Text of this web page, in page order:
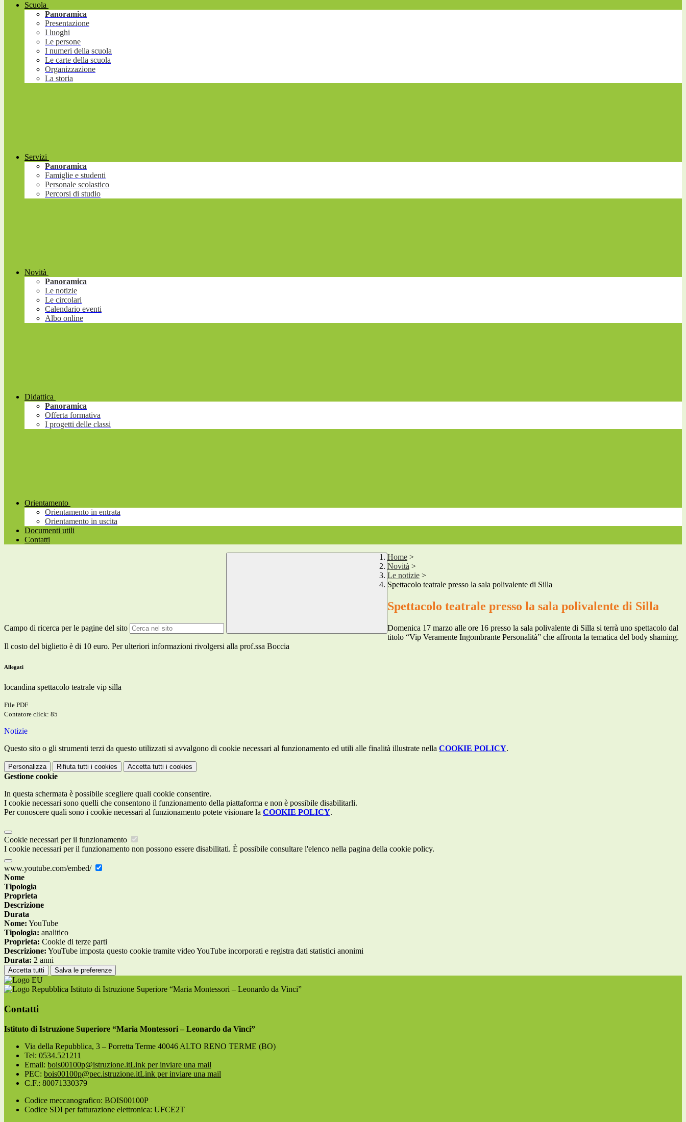
Scuola
Panoramica
Presentazione
I luoghi
Le persone
I numeri della scuola
Le carte della scuola
Organizzazione
La storia
Servizi
Panoramica
Famiglie e studenti
Personale scolastico
Percorsi di studio
Novità
Panoramica
Le notizie
Le circolari
Calendario eventi
Albo online
Didattica
Panoramica
Offerta formativa
I progetti delle classi
Orientamento
Orientamento in entrata
Orientamento in uscita
Documenti utili
Contatti
Campo di ricerca per le pagine del sito
Home >
Novità >
Le notizie >
Spettacolo teatrale presso la sala polivalente di Silla
Spettacolo teatrale presso la sala polivalente di Silla
Domenica 17 marzo alle ore 16 presso la sala polivalente di Silla si terrà uno spettacolo dal
titolo “Vip Veramente Ingombrante Personalità” che affronta la tematica del body shaming.
Il costo del biglietto è di 10 euro. Per ulteriori informazioni rivolgersi alla prof.ssa Boccia
Allegati
locandina spettacolo teatrale vip silla
File PDF
Contatore click: 85
Notizie
Questo sito o gli strumenti terzi da questo utilizzati si avvalgono di cookie necessari al funzionamento ed utili alle finalità illustrate nella COOKIE POLICY.
Personalizza Rifiuta tutti i cookies Accetta tutti i cookies
Gestione cookie
In questa schermata è possibile scegliere quali cookie consentire.
I cookie necessari sono quelli che consentono il funzionamento della piattaforma e non è possibile disabilitarli.
Per conoscere quali sono i cookie necessari al funzionamento potete visionare la COOKIE POLICY.
Cookie necessari per il funzionamento
I cookie necessari per il funzionamento non possono essere disabilitati. È possibile consultare l'elenco nella pagina della cookie policy.
www.youtube.com/embed/
Nome
Tipologia
Proprieta
Descrizione
Durata
Nome: YouTube
Tipologia: analitico
Proprieta: Cookie di terze parti
Descrizione: YouTube imposta questo cookie tramite video YouTube incorporati e registra dati statistici anonimi
Durata: 2 anni
Accetta tutti Salva le preferenze
Istituto di Istruzione Superiore “Maria Montessori – Leonardo da Vinci”
Contatti
Istituto di Istruzione Superiore “Maria Montessori – Leonardo da Vinci”
Via della Repubblica, 3 – Porretta Terme 40046 ALTO RENO TERME (BO)
Tel: 0534.521211
Email: bois00100p@istruzione.itLink per inviare una mail
PEC: bois00100p@pec.istruzione.itLink per inviare una mail
C.F.: 80071330379
Codice meccanografico: BOIS00100P
Codice SDI per fatturazione elettronica: UFCE2T